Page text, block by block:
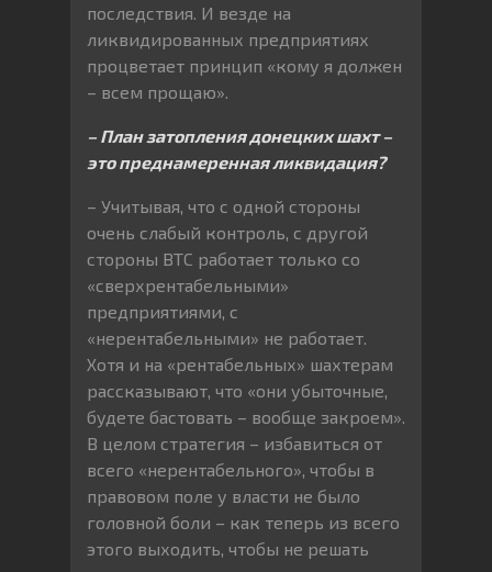
последствия. И везде на
ликвидированных предприятиях
процветает принцип «кому я должен
– всем прощаю».
– План затопления донецких шахт –
это преднамеренная ликвидация?
– Учитывая, что с одной стороны
очень слабый контроль, с другой
стороны ВТС работает только со
«сверхрентабельными»
предприятиями, с
«нерентабельными» не работает.
Хотя и на «рентабельных» шахтерам
рассказывают, что «они убыточные,
будете бастовать – вообще закроем».
В целом стратегия – избавиться от
всего «нерентабельного», чтобы в
правовом поле у власти не было
головной боли – как теперь из всего
этого выходить, чтобы не решать